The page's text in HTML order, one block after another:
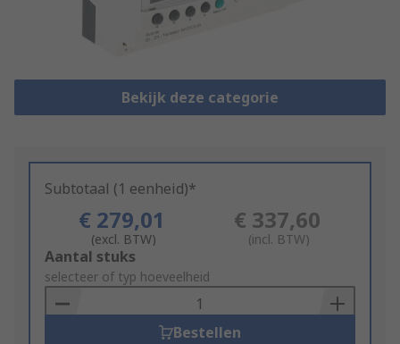
Bekijk deze categorie
Subtotaal (1 eenheid)*
€ 279,01
(excl. BTW)
€ 337,60
(incl. BTW)
Add
to
Basket
Aantal stuks
selecteer of typ hoeveelheid
Bestellen